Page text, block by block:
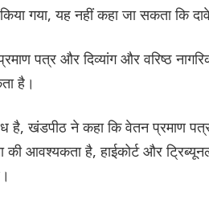
गया, यह नहीं कहा जा सकता कि
पत्र और दिव्यांग और वरिष्ठ
है।
है, खंडपीठ ने कहा कि वेतन प्रमाण
आवश्यकता है, हाईकोर्ट और ट्रिब्यूनल